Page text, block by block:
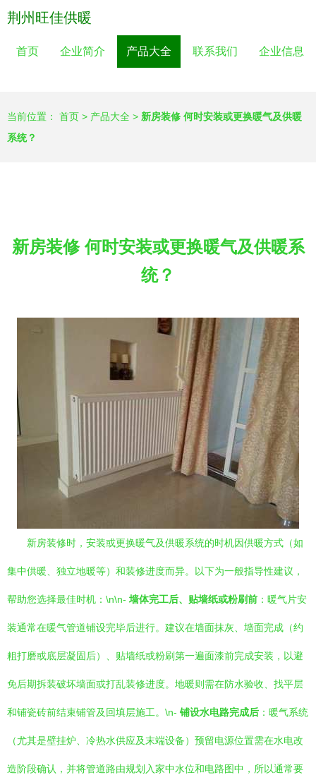
荆州旺佳供暖
首页 企业简介 产品大全 联系我们 企业信息
当前位置： 首页 > 产品大全 > 新房装修 何时安装或更换暖气及供暖
系统？
新房装修 何时安装或更换暖气及供暖系
统？
新房装修时，安装或更换暖气及供暖系统的时机因供暖方式（如
集中供暖、独立地暖等）和装修进度而异。以下为一般指导性建议，
帮助您选择最佳时机：\n\n- 墙体完工后、贴墙纸或粉刷前 ：暖气片安
装通常在暖气管道铺设完毕后进行。建议在墙面抹灰、墙面完成（约
粗打磨或底层凝固后）、贴墙纸或粉刷第一遍面漆前完成安装，以避
免后期拆装破坏墙面或打乱装修进度。地暖则需在防水验收、找平层
和铺瓷砖前结束铺管及回填层施工。\n- 铺设水电路完成后 ：暖气系统
（尤其是壁挂炉、冷热水供应及末端设备）预留电源位置需在水电改
造阶段确认，并将管道路由规划入家中水位和电路图中，所以通常要